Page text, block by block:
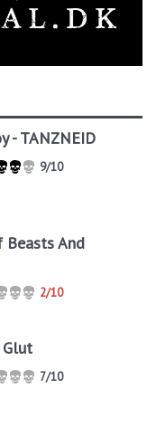
- TANZNEID
9/10
Beasts And
2/10
Glut
7/10